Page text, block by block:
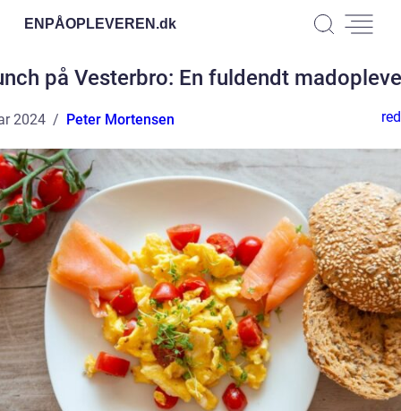
ENPÅOPLEVEREN.dk
på Vesterbro: En fuldendt
2024 Peter Mortensen